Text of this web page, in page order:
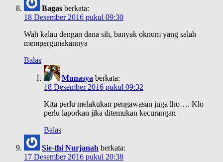
Bagas berkata:
18 Desember 2016 pukul 09:30
Wah kalau dengan dana sih, banyak oknum yang salah
mempergunakannya
Balas
Munasya berkata:
18 Desember 2016 pukul 09:32
Kita perlu melakukan pengawasan juga lho…. Klo
perlu laporkan jika ditemukan kecurangan
Balas
Sie-thi Nurjanah berkata:
17 Desember 2016 pukul 20:38